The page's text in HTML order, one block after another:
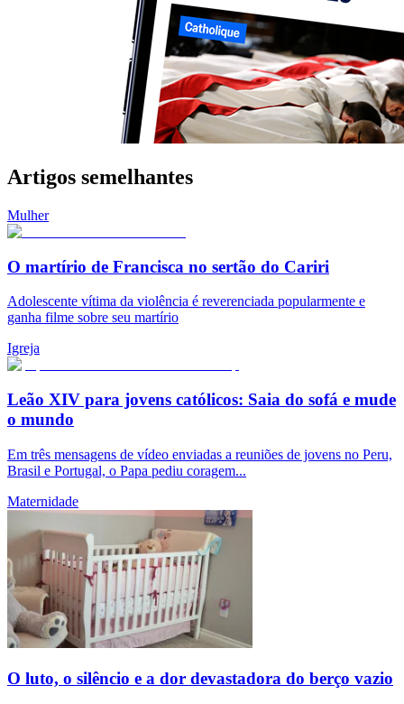
Artigos semelhantes
Mulher
O martírio de Francisca no sertão do Cariri
Adolescente vítima da violência é reverenciada popularmente e
ganha filme sobre seu martírio
Igreja
Leão XIV para jovens católicos: Saia do sofá e mude
o mundo
Em três mensagens de vídeo enviadas a reuniões de jovens no Peru,
Brasil e Portugal, o Papa pediu coragem...
Maternidade
O luto, o silêncio e a dor devastadora do berço vazio